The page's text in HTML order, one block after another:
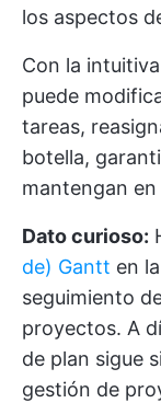
los aspectos
Con la
puede
tareas,
botella,
mantengan
Dato curioso:
de) Gantt en
seguimiento
proyectos. A
de plan sigue
gestión de